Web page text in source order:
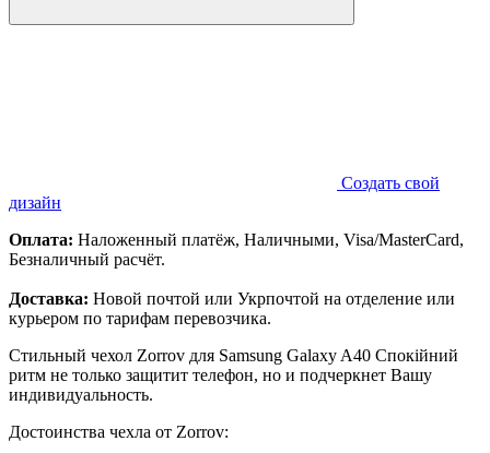
Создать свой
дизайн
Оплата: Наложенный платёж, Наличными, Visa/MasterCard,
Безналичный расчёт.
Доставка: Новой почтой или Укрпочтой на отделение или
курьером по тарифам перевозчика.
Стильный чехол Zorrov для Samsung Galaxy A40 Спокійний
ритм не только защитит телефон, но и подчеркнет Вашу
индивидуальность.
Достоинства чехла от Zorrov: